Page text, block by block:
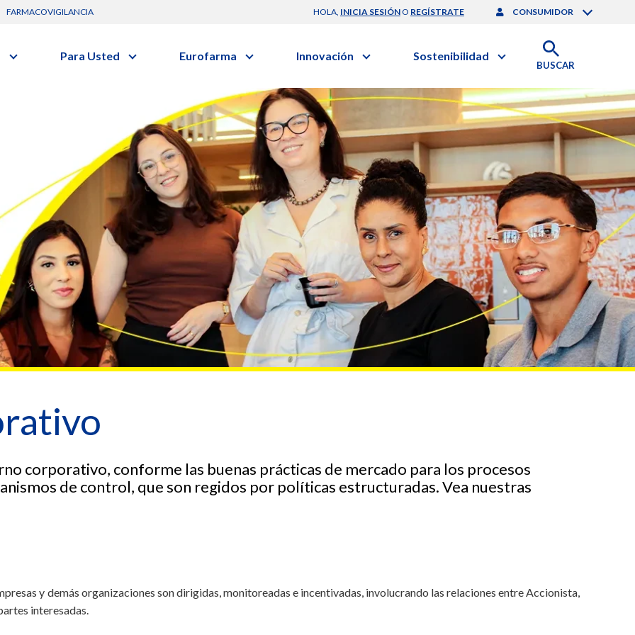
FARMACOVIGILANCIA HOLA, INICIA SESIÓNO REGÍSTRATE CONSUMIDOR
Para Usted Eurofarma
Trabaje Con Nosotros
Certificaciones
Comunicados
Premios y Reconocimientos
Programa de Visitas
Dónde Estamos
Sala de prensa
Innovación
Nuevos Negocios
Investigación Clínica
Investigación y Desarrollo
Profesionales de Salud | EurON Pro
Sostenibilidad
Gobierno Corporativo
Informe de Sostenibilidad
Responsabilidad Compartida
Balance Financiero
BUSCAR
corporativo, conforme las buenas prácticas de mercado para los procesos
de control, que son regidos por políticas estructuradas. Vea nuestras
y demás organizaciones son dirigidas, monitoreadas e incentivadas, involucrando las relaciones entre Accionista,
interesadas.